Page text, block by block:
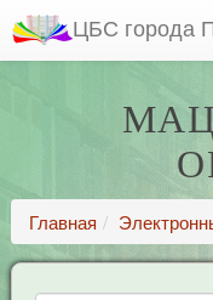
ЦБС города
Главная